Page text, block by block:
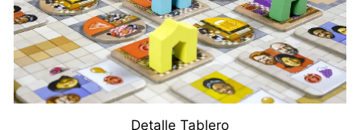
Detalle Tablero